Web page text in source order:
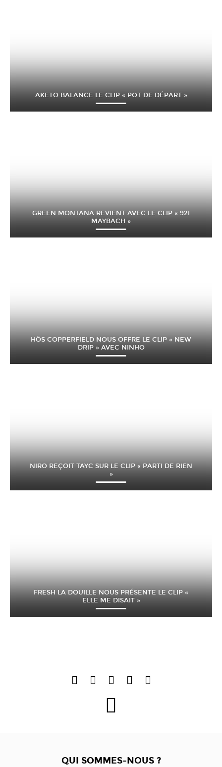
AKETO BALANCE LE CLIP « POT DE DÉPART »
GREEN MONTANA REVIENT AVEC LE CLIP « 92I
MAYBACH »
HÖS COPPERFIELD NOUS OFFRE LE CLIP « NEW
DRIP » AVEC NINHO
NIRO REÇOIT TAYC SUR LE CLIP « PARTI DE RIEN
»
FRESH LA DOUILLE NOUS PRÉSENTE LE CLIP «
ELLE ME DISAIT »
QUI SOMMES-NOUS ?